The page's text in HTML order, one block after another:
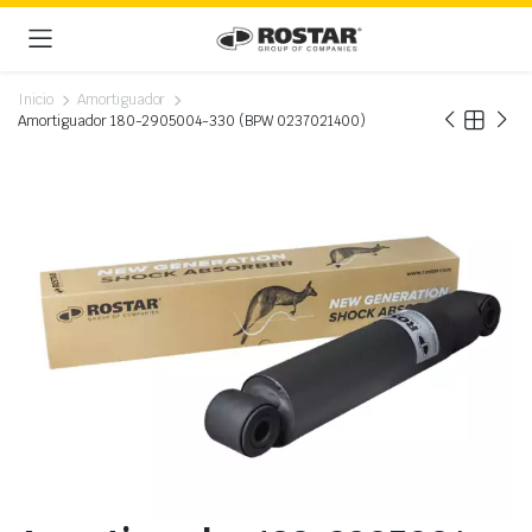
Inicio
Amortiguador
Amortiguador 180-2905004-330 (BPW 0237021400)